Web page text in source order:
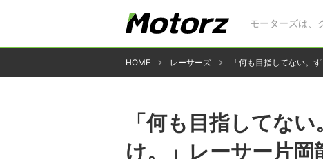
モーターズは、
HOME レーサーズ 「何も目指してない。
「何も目指してな
け。」レーサー片岡